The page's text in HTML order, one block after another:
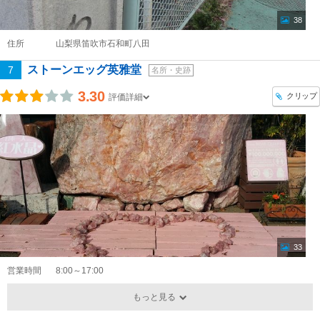
38
住所 山梨県笛吹市石和町八田
7 ストーンエッグ英雅堂 名所・史跡
3.30 評価詳細 クリップ
33
営業時間 8:00～17:00
もっと見る